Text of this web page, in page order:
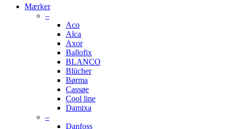
Mærker
–
Aco
Alca
Axor
Ballofix
BLANCO
Blücher
Børma
Cassøe
Cool line
Damixa
–
Danfoss